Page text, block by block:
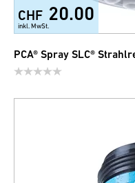
CHF 20.00
inkl. MwSt.
PCA® Spray SLC®